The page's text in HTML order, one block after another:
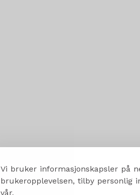
Vi bruker informasjonskapsler på
brukeropplevelsen, tilby personlig
vår.